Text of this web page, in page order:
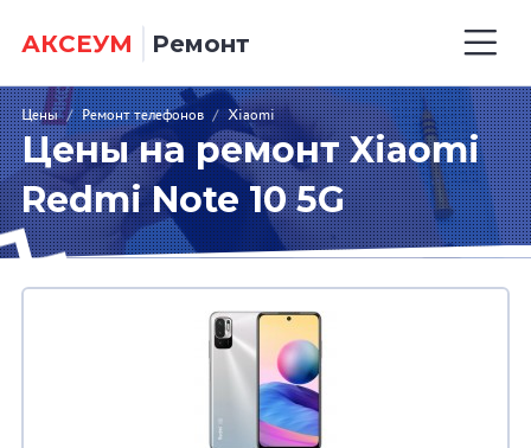
АКСЕУМ Ремонт
Цены / Ремонт телефонов / Xiaomi
Цены на ремонт Xiaomi
Redmi Note 10 5G